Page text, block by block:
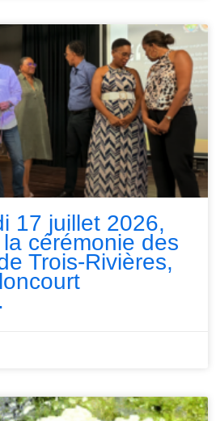
17 juillet 2026,
la cérémonie des
Trois-Rivières,